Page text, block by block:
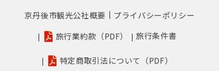
京丹後市観光公社概要
プライバシーポリシー
旅行業約款（PDF）
旅行条件書
特定商取引法について（PDF）